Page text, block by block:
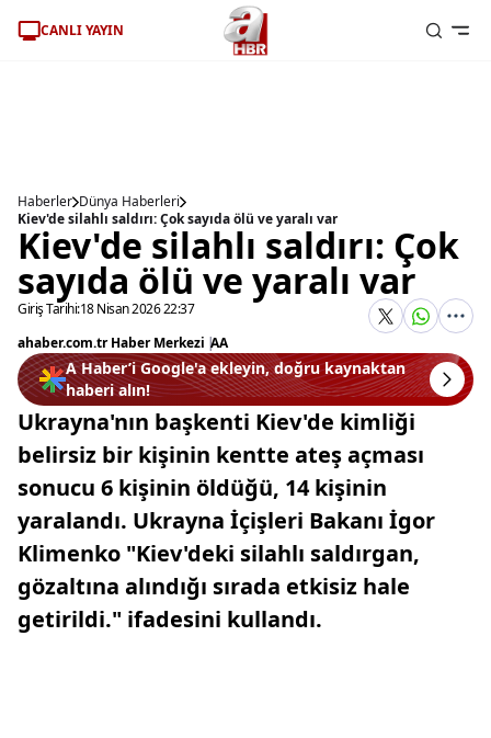
CANLI YAYIN
Haberler Dünya Haberleri
Kiev'de silahlı saldırı: Çok sayıda ölü ve yaralı var
Kiev'de silahlı saldırı: Çok
sayıda ölü ve yaralı var
Giriş Tarihi:18 Nisan 2026 22:37
ahaber.com.tr Haber Merkezi |AA
A Haber’i Google'a ekleyin, doğru kaynaktan
haberi alın!
Ukrayna'nın başkenti Kiev'de kimliği
belirsiz bir kişinin kentte ateş açması
sonucu 6 kişinin öldüğü, 14 kişinin
yaralandı. Ukrayna İçişleri Bakanı İgor
Klimenko "Kiev'deki silahlı saldırgan,
gözaltına alındığı sırada etkisiz hale
getirildi." ifadesini kullandı.